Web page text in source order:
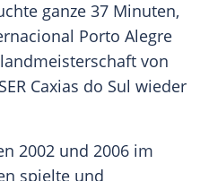
ganze 37 Minuten,
Porto Alegre
von
SER Caxias do Sul wieder
2002 und 2006 im
spielte und